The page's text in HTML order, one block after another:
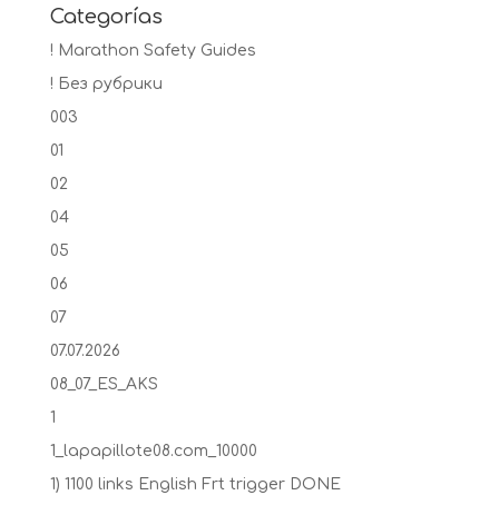
Categorías
! Marathon Safety Guides
! Без рубрики
003
01
02
04
05
06
07
07.07.2026
08_07_ES_AKS
1
1_lapapillote08.com_10000
1) 1100 links English Frt trigger DONE